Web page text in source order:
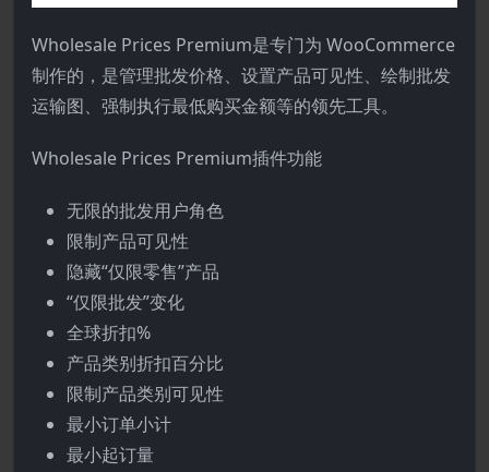
Wholesale Prices Premium是专门为 WooCommerce
制作的，是管理批发价格、设置产品可见性、绘制批发
运输图、强制执行最低购买金额等的领先工具。
Wholesale Prices Premium插件功能
无限的批发用户角色
限制产品可见性
隐藏“仅限零售”产品
“仅限批发”变化
全球折扣%
产品类别折扣百分比
限制产品类别可见性
最小订单小计
最小起订量